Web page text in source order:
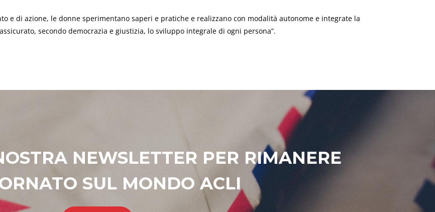
e di azione, le donne sperimentano saperi e pratiche e realizzano con modalità autonome e integrate la
secondo democrazia e giustizia, lo sviluppo integrale di ogni persona”.
NEWSLETTER PER RIMANERE
SUL MONDO ACLI